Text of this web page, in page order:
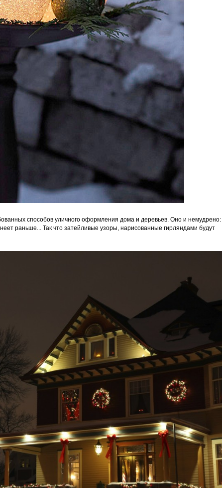
способов уличного оформления дома и деревьев. Оно и немудрено:
раньше... Так что затейливые узоры, нарисованные гирляндами будут